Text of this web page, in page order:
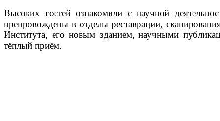
Высоких гостей ознакомили с научной
препровождены в отделы реставрации,
Института, его новым зданием, научными
тёплый приём.